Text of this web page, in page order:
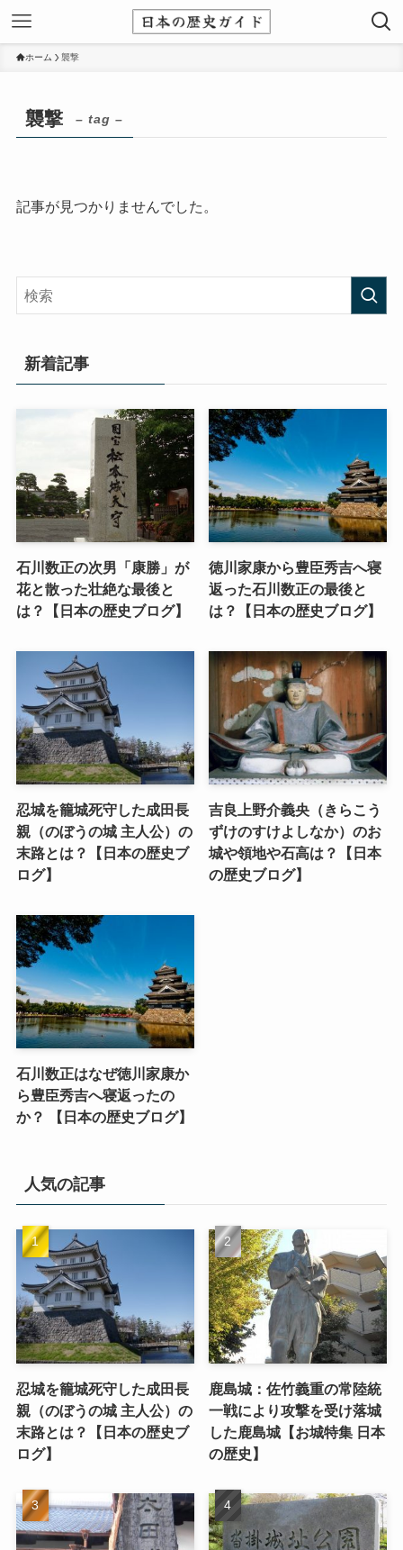
ホーム 襲撃
襲撃 – tag –
記事が見つかりませんでした。
新着記事
石川数正の次男「康勝」が
花と散った壮絶な最後と
は？【日本の歴史ブログ】
徳川家康から豊臣秀吉へ寝
返った石川数正の最後と
は？【日本の歴史ブログ】
忍城を籠城死守した成田長
親（のぼうの城 主人公）の
末路とは？【日本の歴史ブ
ログ】
吉良上野介義央（きらこう
ずけのすけよしなか）のお
城や領地や石高は？【日本
の歴史ブログ】
石川数正はなぜ徳川家康か
ら豊臣秀吉へ寝返ったの
か？ 【日本の歴史ブログ】
人気の記事
忍城を籠城死守した成田長
親（のぼうの城 主人公）の
末路とは？【日本の歴史ブ
ログ】
鹿島城：佐竹義重の常陸統
一戦により攻撃を受け落城
した鹿島城【お城特集 日本
の歴史】